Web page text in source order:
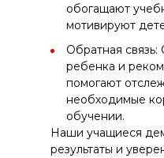
обогащают
мотивируют
Обратная связь:
ребенка и
помогают
необходимые
обучении.
Наши учащиеся
результаты и